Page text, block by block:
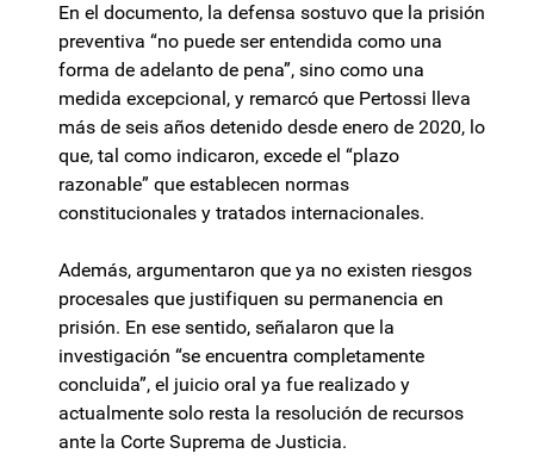
En el documento, la defensa sostuvo que la prisión
preventiva “no puede ser entendida como una
forma de adelanto de pena”, sino como una
medida excepcional, y remarcó que Pertossi lleva
más de seis años detenido desde enero de 2020, lo
que, tal como indicaron, excede el “plazo
razonable” que establecen normas
constitucionales y tratados internacionales.
Además, argumentaron que ya no existen riesgos
procesales que justifiquen su permanencia en
prisión. En ese sentido, señalaron que la
investigación “se encuentra completamente
concluida”, el juicio oral ya fue realizado y
actualmente solo resta la resolución de recursos
ante la Corte Suprema de Justicia.